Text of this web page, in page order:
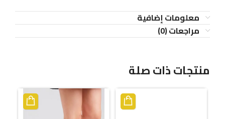
معلومات إضافية
مراجعات (0)
منتجات ذات صلة